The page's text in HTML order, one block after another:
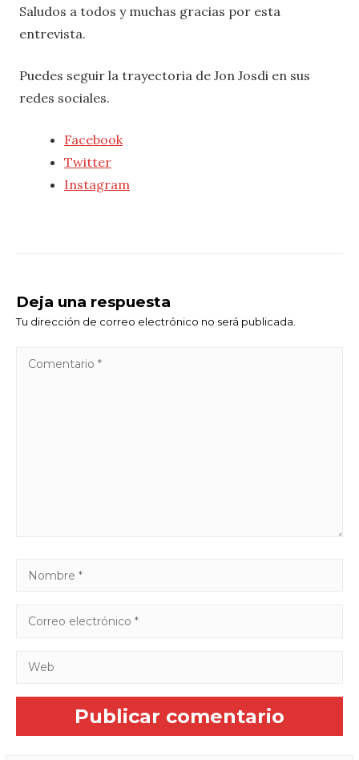
Saludos a todos y muchas gracias por esta
entrevista.
Puedes seguir la trayectoria de Jon Josdi en sus
redes sociales.
Facebook
Twitter
Instagram
Deja una respuesta
Tu dirección de correo electrónico no será publicada.